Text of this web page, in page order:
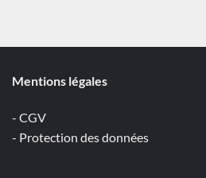
Mentions légales
- CGV
- Protection des données